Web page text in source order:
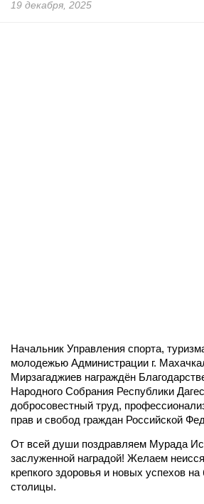
19 декабря, 2025
Начальник Управления спорта,
молодежью Администрации г.
Мирзагаджиев награждён
Народного Собрания Республики
добросовестный труд,
прав и свобод граждан Российской
От всей души поздравляем Мурада
заслуженной наградой! Желаем
крепкого здоровья и новых успехов
столицы.